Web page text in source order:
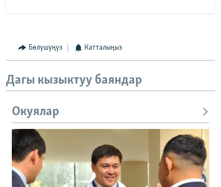
Бөлүшүңүз Катталыңыз
Дагы кызыктуу баяндар
Окуялар